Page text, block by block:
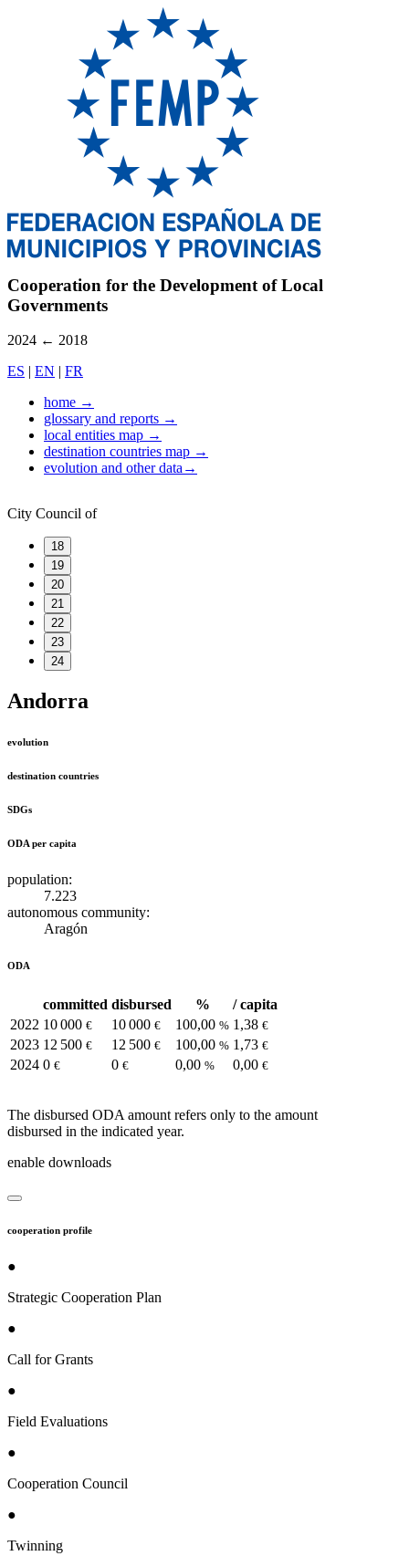
Cooperation for the Development of Local
Governments
2024 ← 2018
ES | EN | FR
home →
glossary and reports →
local entities map →
destination countries map →
evolution and other data→
City Council of
18
19
20
21
22
23
24
Andorra
evolution
destination countries
SDGs
ODA per capita
population:
7.223
autonomous community:
Aragón
ODA
committed disbursed %
/ capita
2022 10 000 € 10 000 € 100,00 % 1,38 €
2023 12 500 € 12 500 € 100,00 % 1,73 €
2024 0 € 0 € 0,00 % 0,00 €
The disbursed ODA amount refers only to the amount
disbursed in the indicated year.
enable downloads
cooperation profile
●
Strategic Cooperation Plan
●
Call for Grants
●
Field Evaluations
●
Cooperation Council
●
Twinning